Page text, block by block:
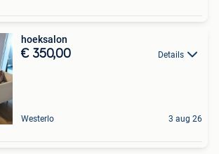
hoeksalon
€ 350,00 Details
Westerlo 3 aug 26